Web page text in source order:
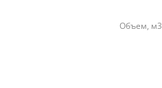
Объем, м3